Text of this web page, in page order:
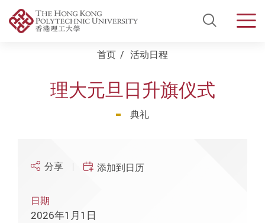
Open
首页 活动日程
理大元旦日升旗仪式
典礼
分享 添加到日历
日期
2026年1月1日